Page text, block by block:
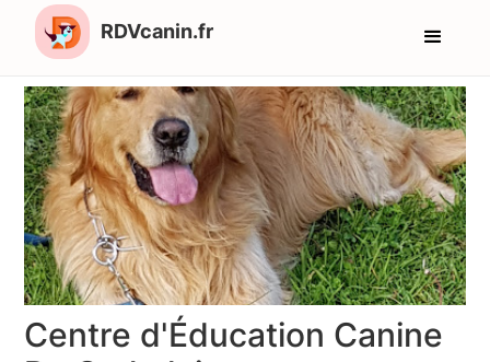
RDVcanin.fr
Centre d'Éducation Canine